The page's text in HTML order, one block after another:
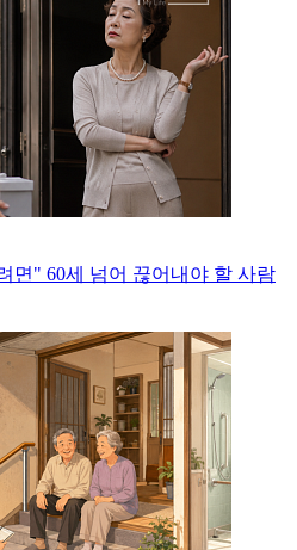
면" 60세 넘어 끊어내야 할 사람